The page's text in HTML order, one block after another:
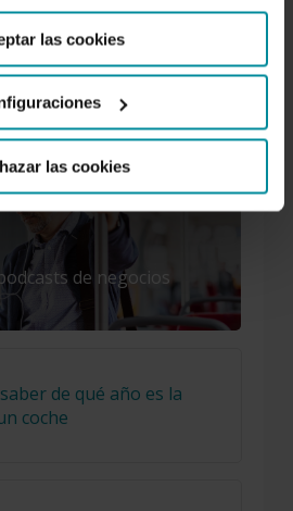
las cookies
las cookies
de negocios
de qué año es la
coche